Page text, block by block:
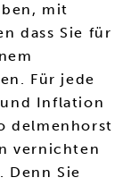
mit
dass Sie für
Für jede
und Inflation
delmenhorst
vernichten
Denn Sie